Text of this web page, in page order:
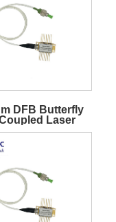
DFB Butterfly
Laser